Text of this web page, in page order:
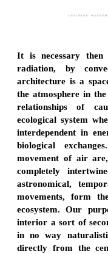
It is necessary
radiation, by
architecture is a
the atmosphere in
relationships of
ecological system
interdependent in
biological
movement of air
completely
astronomical,
movements, form
ecosystem. Our
interior a sort of
in no way
directly from the